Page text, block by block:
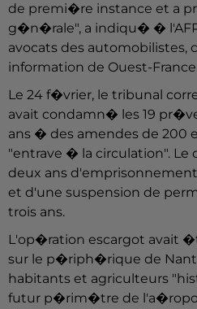
de premi�re instance et a
g�n�rale", a indiqu� �
avocats des automobilistes,
information de Ouest-
Le 24 f�vrier, le tribunal
avait condamn� les 19
ans � des amendes de 200
"entrave � la circulation".
deux ans
et d'une suspension de
trois ans.
L'op�ration escargot avait
sur le p�riph�rique de
habitants et agriculteurs
futur p�rim�tre de